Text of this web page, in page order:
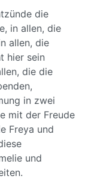
die
in allen, die
allen, die
hier sein
die die
in zwei
mit der Freude
Freya und
und